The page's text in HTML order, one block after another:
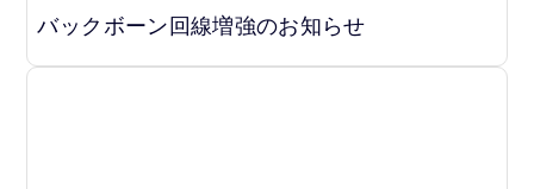
バックボーン回線増強のお知らせ